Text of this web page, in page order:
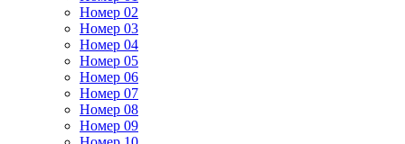
Номер 02
Номер 03
Номер 04
Номер 05
Номер 06
Номер 07
Номер 08
Номер 09